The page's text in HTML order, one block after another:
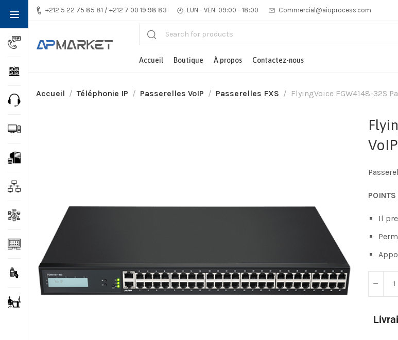
+212 5 22 75 85 81 / +212 7 00 19 98 83 LUN - VEN: 09:00 - 18:00 Commercial@aioprocess.com
Accueil Boutique À propos Contactez-nous
Accueil Téléphonie IP Passerelles VoIP Passerelles FXS FlyingVoice FGW4148-32S
Il